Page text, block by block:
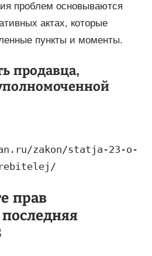
проблем основываются
актах, которые
пункты и моменты.
продавца,
zakon/statja-23-o-
прав